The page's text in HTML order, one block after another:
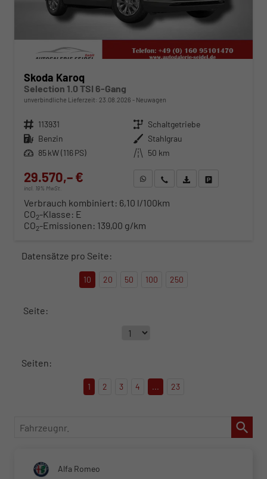
Skoda Karoq
Selection 1.0 TSI 6-Gang
unverbindliche Lieferzeit: 23.08.2026 Neuwagen
Fahrzeugnr. 113931 Getriebe Schaltgetriebe
Kraftstoff Benzin Außenfarbe Stahlgrau
Leistung 85 kW (116 PS) Kilometerstand 50 km
29.570,– €
incl. 19% MwSt.
WhatsApp anfragen
Wir rufen Sie anFahrzeugexposé (PDF)
Verbrauch kombiniert: 6,10 l/100km
CO2-Klasse: E
CO2-Emissionen: 139,00 g/km
Datensätze pro Seite:
10 20 50 100 250
Seite:
Seiten:
1 2 3 4 ... 23
Fahrzeugnr.
Alfa Romeo